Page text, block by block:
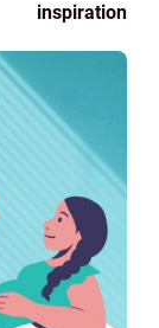
inspiration